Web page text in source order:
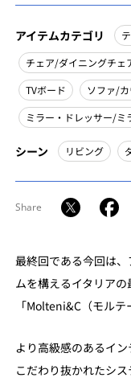
アイテムカテゴリ
チェア/ダイニングチェ
TVボード
ソファ/
ミラー・ドレッサー/ミ
シーン リビング
Share
最終回である今回は
ムを構えるイタリアの
「Molteni&C（モルテ
より高級感のあるイ
こだわり抜かれたシス